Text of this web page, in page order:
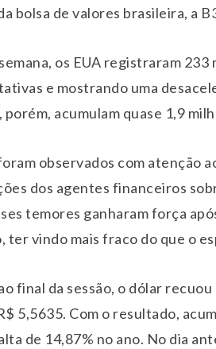
bolsa de valores brasileira, a
os EUA registraram
e mostrando uma
acumulam quase 1,9
observados com atenção
dos agentes financeiros
temores ganharam força
ter vindo mais fraco do que o
final da sessão, o dólar
5,5635. Com o resultado,
de 14,87% no ano. No dia